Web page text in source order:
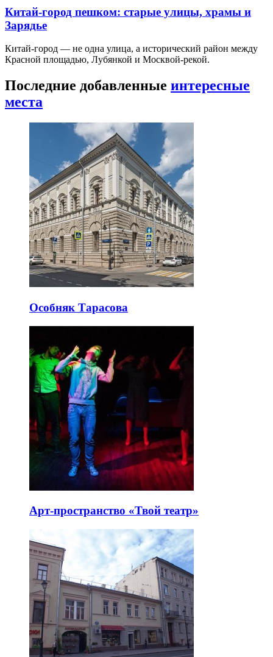
Китай-город пешком: старые улицы, храмы и
Зарядье
Китай-город — не одна улица, а исторический район между
Красной площадью, Лубянкой и Москвой-рекой.
Последние добавленные интересные
места
Особняк Тарасова
Арт-пространство «Твой театр»